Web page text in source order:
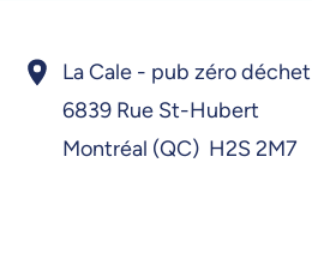
La Cale - pub zéro déchet
6839 Rue St-Hubert
Montréal (QC) H2S 2M7